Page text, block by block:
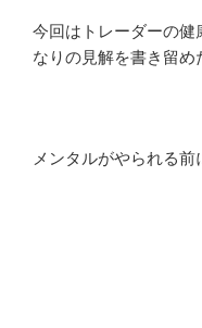
今回はトレーダーの健
なりの見解を書き留め
メンタルがやられる前